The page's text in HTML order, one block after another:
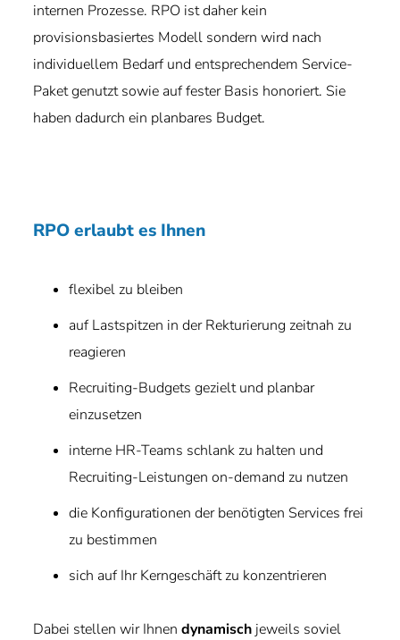
internen Prozesse. RPO ist daher kein
provisionsbasiertes Modell sondern wird nach
individuellem Bedarf und entsprechendem Service-
Paket genutzt sowie auf fester Basis honoriert. Sie
haben dadurch ein planbares Budget.
RPO erlaubt es Ihnen
flexibel zu bleiben
auf Lastspitzen in der Rekturierung zeitnah zu
reagieren
Recruiting-Budgets gezielt und planbar
einzusetzen
interne HR-Teams schlank zu halten und
Recruiting-Leistungen on-demand zu nutzen
die Konfigurationen der benötigten Services frei
zu bestimmen
sich auf Ihr Kerngeschäft zu konzentrieren
Dabei stellen wir Ihnendynamisch jeweils soviel